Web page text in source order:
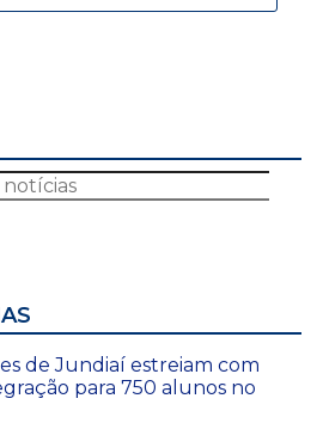
de Jundiaí estreiam com
para 750 alunos no